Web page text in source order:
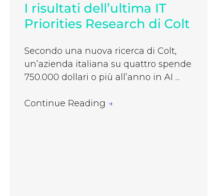
I risultati dell’ultima IT
Priorities Research di Colt
Secondo una nuova ricerca di Colt,
un’azienda italiana su quattro spende
750.000 dollari o più all’anno in AI ...
Continue Reading →